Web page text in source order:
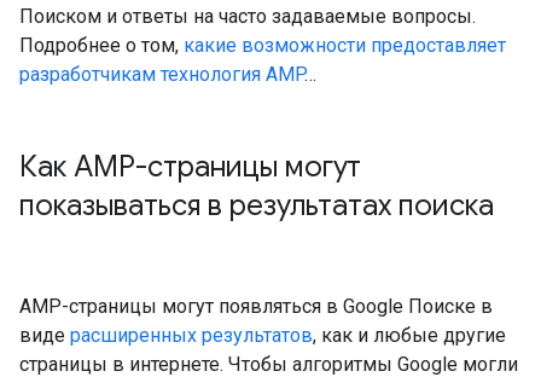
Поиском и ответы на часто задаваемые вопросы.
Подробнее о том, какие возможности предоставляет
разработчикам технология AMP…
Как AMP-страницы могут
показываться в результатах поиска
AMP-страницы могут появляться в Google Поиске в
виде расширенных результатов, как и любые другие
страницы в интернете. Чтобы алгоритмы Google могли